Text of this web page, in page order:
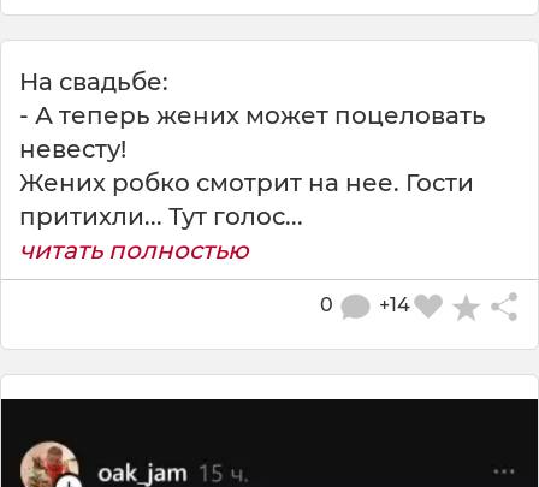
На свадьбе:
- А теперь жених может поцеловать
невесту!
Жених робко смотрит на нее. Гости
притихли... Тут голос...
читать полностью
+14
0